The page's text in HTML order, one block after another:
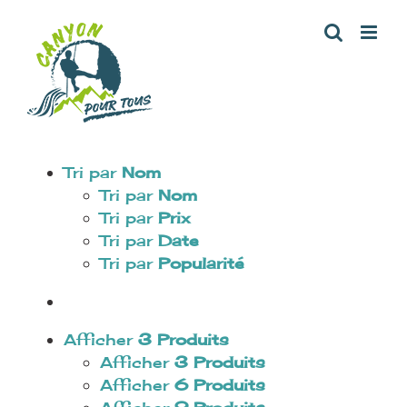
contenu
Tri par Nom
Tri par Nom
Tri par Prix
Tri par Date
Tri par Popularité
Afficher 3 Produits
Afficher 3 Produits
Afficher 6 Produits